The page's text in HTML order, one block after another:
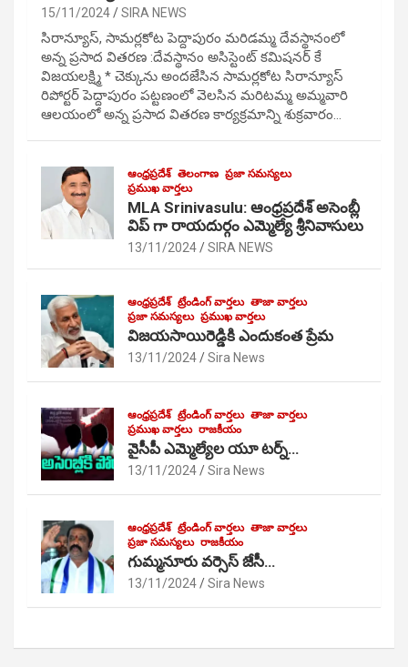
15/11/2024 SIRA NEWS
సిరాన్యూస్, సామర్లకోట పెద్దాపురం మరిడమ్మ దేవస్థానంలో
అన్న ప్రసాద వితరణ :దేవస్థానం అసిస్టెంట్ కమిషనర్ కే
విజయలక్ష్మి * చెక్కును అందజేసిన సామర్లకోట సిరాన్యూస్
రిపోర్టర్ పెద్దాపురం పట్టణంలో వెలసిన మరిటమ్మ అమ్మవారి
ఆలయంలో అన్న ప్రసాద వితరణ కార్యక్రమాన్ని శుక్రవారం…
ఆంధ్రప్రదేశ్ తెలంగాణ ప్రజా సమస్యలు
ప్రముఖ వార్తలు
MLA Srinivasulu: ఆంధ్రప్రదేశ్ అసెంబ్లీ
విప్ గా రాయదుర్గం ఎమ్మెల్యే శ్రీనివాసులు
13/11/2024 SIRA NEWS
ఆంధ్రప్రదేశ్ ట్రేండింగ్ వార్తలు తాజా వార్తలు
ప్రజా సమస్యలు ప్రముఖ వార్తలు
విజయసాయిరెడ్డికి ఎందుకంత ప్రేమ
13/11/2024 Sira News
ఆంధ్రప్రదేశ్ ట్రేండింగ్ వార్తలు తాజా వార్తలు
ప్రముఖ వార్తలు రాజకీయం
వైసీపీ ఎమ్మెల్యేల యూ టర్న్…
13/11/2024 Sira News
ఆంధ్రప్రదేశ్ ట్రేండింగ్ వార్తలు తాజా వార్తలు
ప్రజా సమస్యలు రాజకీయం
గుమ్మనూరు వర్సెస్ జేసీ…
13/11/2024 Sira News